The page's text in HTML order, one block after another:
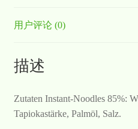
用户评论 (0)
描述
Zutaten Instant-Noodles 85%:
Tapiokastärke, Palmöl, Salz.